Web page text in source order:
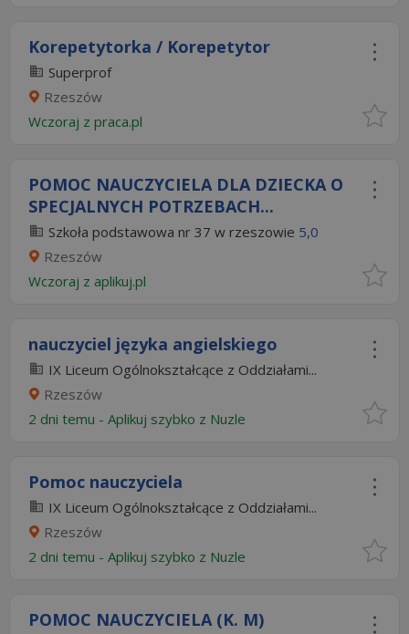
Korepetytorka / Korepetytor
Superprof
Rzeszów
Wczoraj z praca.pl
POMOC NAUCZYCIELA DLA DZIECKA O
SPECJALNYCH POTRZEBACH...
Szkoła podstawowa nr 37 w rzeszowie 5,0
Rzeszów
Wczoraj z aplikuj.pl
nauczyciel języka angielskiego
IX Liceum Ogólnokształcące z Oddziałami...
Rzeszów
2 dni temu - Aplikuj szybko z Nuzle
Pomoc nauczyciela
IX Liceum Ogólnokształcące z Oddziałami...
Rzeszów
2 dni temu - Aplikuj szybko z Nuzle
POMOC NAUCZYCIELA (K. M)